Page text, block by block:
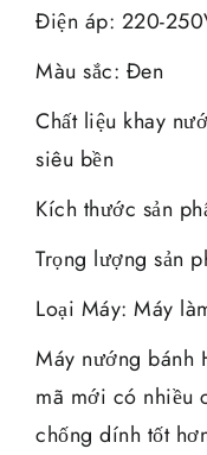
Điện áp: 220-
Màu sắc: Đen
Chất liệu khay
siêu bền
Kích thước sản
Trọng lượng sản
Loại Máy: Máy
Máy nướng bánh
mã mới có nhiều
chống dính tốt